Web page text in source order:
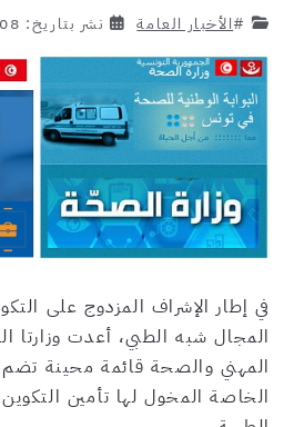
#الأخبار العامة نشر بتاريخ: 08 فيفري 2021
في إطار الإشراف المزدوج على
المجال شبه الطبي، أعدت وزارتا
المهني والصحة قائمة محينة
الخاصة المخول لها تأمين